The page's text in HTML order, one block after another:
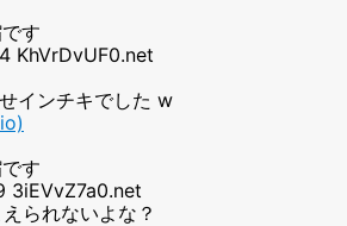
す
KhVrDvUF0.net
インチキでした w
す
3iEVvZ7a0.net
られないよな？